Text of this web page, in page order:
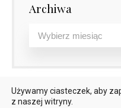
Archiwa
Używamy ciasteczek, aby
z naszej witryny.